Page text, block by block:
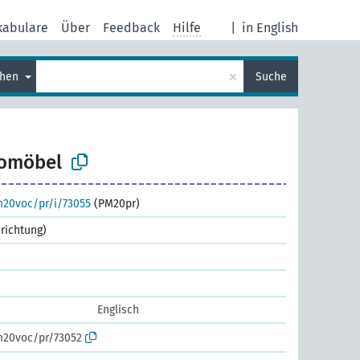
in English
Über Feedback Hilfe
× Suche
pr/i/73055 (PM20pr)
Englisch
pr/73052